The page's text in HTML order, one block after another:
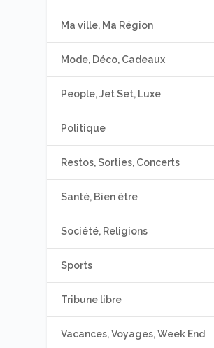
Ma ville, Ma Région
Mode, Déco, Cadeaux
People, Jet Set, Luxe
Politique
Restos, Sorties, Concerts
Santé, Bien être
Société, Religions
Sports
Tribune libre
Vacances, Voyages, Week End